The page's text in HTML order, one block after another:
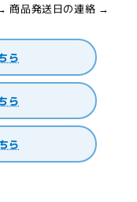
商品発送日の連絡 →
ら
ら
ら